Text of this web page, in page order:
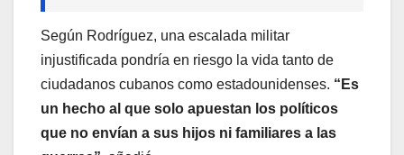
Según Rodríguez, una escalada militar
injustificada pondría en riesgo la vida tanto de
ciudadanos cubanos como estadounidenses. “Es
un hecho al que solo apuestan los políticos
que no envían a sus hijos ni familiares a las